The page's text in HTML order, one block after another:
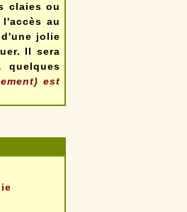
claies ou
au
jolie
Il sera
quelques
est